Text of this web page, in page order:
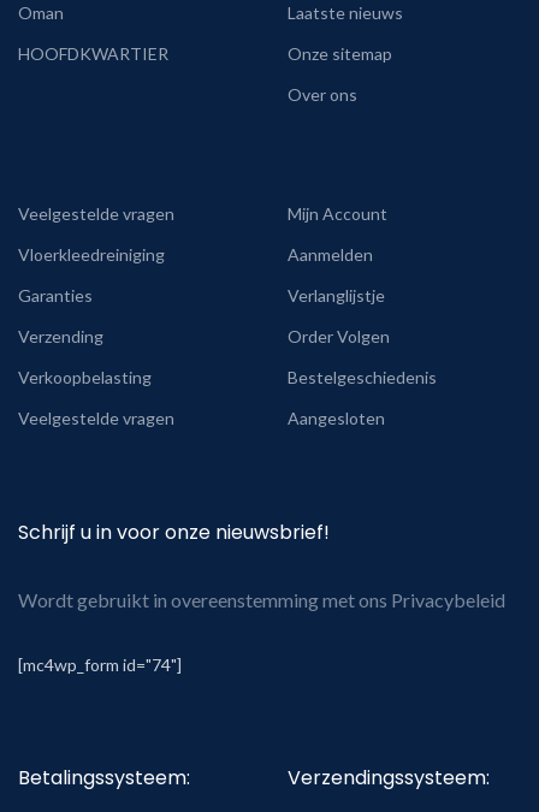
Oman
HOOFDKWARTIER
Laatste nieuws
Onze sitemap
Over ons
Veelgestelde vragen
Vloerkleedreiniging
Garanties
Verzending
Verkoopbelasting
Veelgestelde vragen
Mijn Account
Aanmelden
Verlanglijstje
Order Volgen
Bestelgeschiedenis
Aangesloten
Schrijf u in voor onze nieuwsbrief!
Wordt gebruikt in overeenstemming met ons Privacybeleid
[mc4wp_form id="74"]
Betalingssysteem: Verzendingssysteem: